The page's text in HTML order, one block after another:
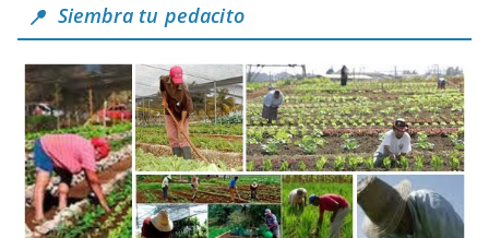
Siembra tu pedacito